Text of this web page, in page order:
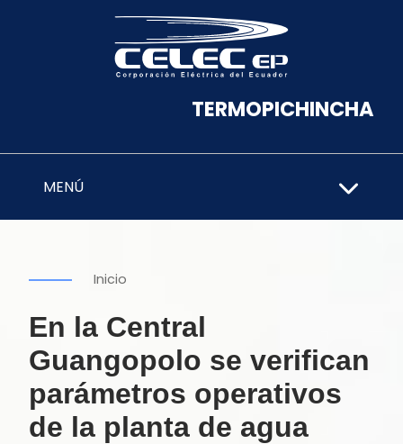
TERMOPICHINCHA
MENÚ
Inicio
En la Central
Guangopolo se verifican
parámetros operativos
de la planta de agua